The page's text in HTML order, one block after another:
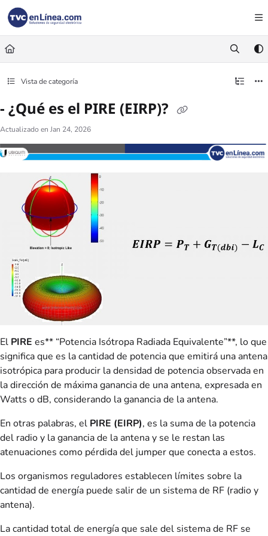
Documentation Index
Fetch the complete documentation index at:
Use this file to discover all available pages before exploring further.
Vista de categoría
- ¿Qué es el PIRE (EIRP)?
Actualizado en Jan 24, 2026
El PIRE es** “Potencia Isótropa Radiada Equivalente”**, lo que
significa que es la cantidad de potencia que emitirá una antena
isotrópica para producir la densidad de potencia observada en
la dirección de máxima ganancia de una antena, expresada en
Watts o dB, considerando la ganancia de la antena.
En otras palabras, el PIRE (EIRP), es la suma de la potencia
del radio y la ganancia de la antena y se le restan las
atenuaciones como pérdida del jumper que conecta a estos.
Los organismos reguladores establecen límites sobre la
cantidad de energía puede salir de un sistema de RF (radio y
antena).
La cantidad total de energía que sale del sistema de RF se